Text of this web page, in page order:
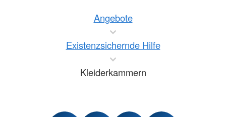
Angebote
Existenzsichernde Hilfe
Kleiderkammern